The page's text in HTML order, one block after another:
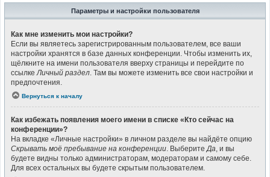
Параметры и настройки пользователя
Как мне изменить мои настройки?
Если вы являетесь зарегистрированным пользователем, все ваши
настройки хранятся в базе данных конференции. Чтобы изменить их,
щёлкните на имени пользователя вверху страницы и перейдите по
ссылкеЛичный раздел. Там вы можете изменить все свои настройки и
предпочтения.
Вернуться к началу
Как избежать появления моего имени в списке «Кто сейчас на
конференции»?
На вкладке «Личные настройки» в личном разделе вы найдёте опцию
Скрывать моё пребывание на конференции. ВыберитеДа, и вы
будете видны только администраторам, модераторам и самому себе.
Для всех остальных вы будете скрытым пользователем.